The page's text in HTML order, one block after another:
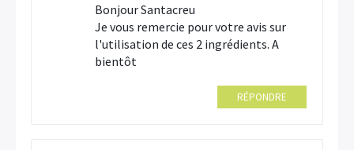
Bonjour Santacreu
Je vous remercie pour votre avis sur
l'utilisation de ces 2 ingrédients. A
bientôt
RÉPONDRE